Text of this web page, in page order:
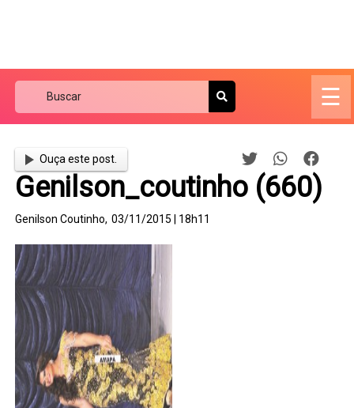
☰
Ouça este post.
Genilson_coutinho (660)
Genilson Coutinho, 03/11/2015 | 18h11